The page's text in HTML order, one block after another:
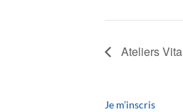
Ateliers
Je m’inscris